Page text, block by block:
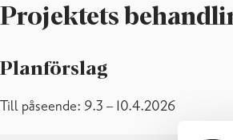
Projektets
Planförslag
Till påseende: 9.3 – 10.4.2026